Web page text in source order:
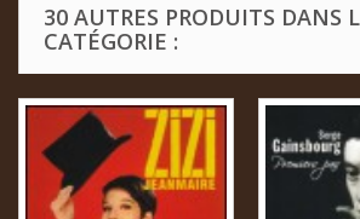
30 AUTRES PRODUITS DANS
CATÉGORIE :